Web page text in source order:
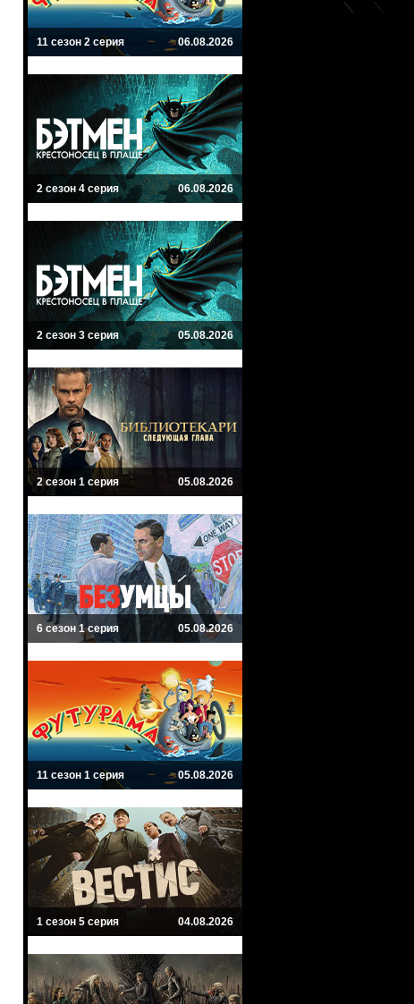
11 сезон 2 серия 06.08.2026
2 сезон 4 серия 06.08.2026
2 сезон 3 серия 05.08.2026
2 сезон 1 серия 05.08.2026
6 сезон 1 серия 05.08.2026
11 сезон 1 серия 05.08.2026
1 сезон 5 серия 04.08.2026